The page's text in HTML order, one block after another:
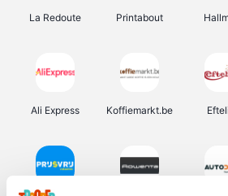
La Redoute Printabout
Ali Express Koffiemarkt.be